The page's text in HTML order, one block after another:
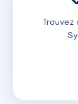
Trouvez